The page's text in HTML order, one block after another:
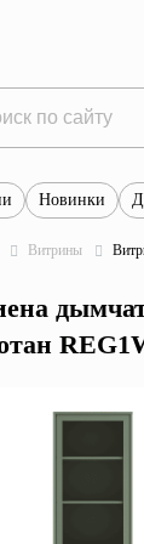
Новинки
Витрины